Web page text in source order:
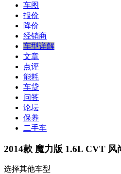
车图
报价
降价
经销商
车型详解
文章
点评
能耗
车贷
问答
论坛
保养
二手车
2014款 魔力版 1.6L CVT 风
选择其他车型